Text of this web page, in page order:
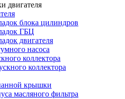
двигателя
блока цилиндров
ГБЦ
двигателя
насоса
коллектора
коллектора
крышки
масляного фильтра